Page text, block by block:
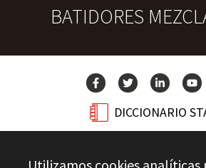
BATIDORES
DICCIONARIO